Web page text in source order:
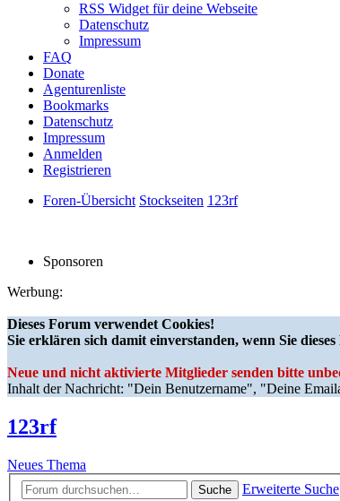
RSS Widget für deine Webseite
Datenschutz
Impressum
FAQ
Donate
Agenturenliste
Bookmarks
Datenschutz
Impressum
Anmelden
Registrieren
Foren-Übersicht Stockseiten 123rf
Sponsoren
Werbung:
Dieses Forum verwendet Cookies!
Sie erklären sich damit einverstanden, wenn Sie
Neue und nicht aktivierte Mitglieder senden bitte
Inhalt der Nachricht: "Dein Benutzername", "Deine
123rf
Neues Thema
Suche
Erweiterte Suche